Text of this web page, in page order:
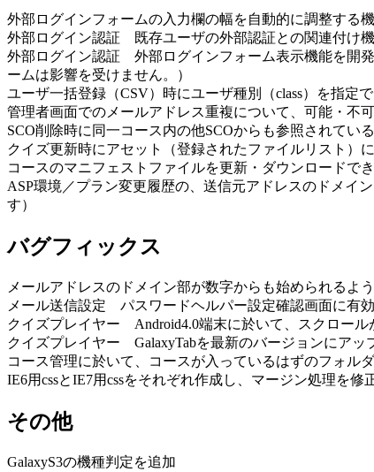
外部ログインフォームの入力欄の幅を自動的に調整する
外部ログイン認証 既存ユーザの外部認証との関連付け機
外部ログイン認証 外部ログインフォーム表示機能を開
ームは影響を受けません。）
ユーザ一括登録（CSV）時にユーザ種別（class）を指定
管理者画面でのメールアドレス重複について、可能・不
SCO削除時に同一コース内の他SCOからも参照されてい
クイズ更新時にアセット（登録されたファイルリスト）
コースのマニフェストファイルを更新・ダウンロードで
ASP環境／プラン変更履歴の、送信元アドレスのドメイ
す）
バグフィックス
メールアドレスのドメイン部が数字からも始められるよ
メール送信設定 パスワードヘルパー設定確認画面に有
クイズプレイヤー Android4.0端末に於いて、スクロー
クイズプレイヤー GalaxyTabを最新のバージョンにア
コース管理に於いて、コースが入っているはずのフォル
IE6用cssとIE7用cssをそれぞれ作成し、マージン処理を修
その他
GalaxyS3の機種判定を追加